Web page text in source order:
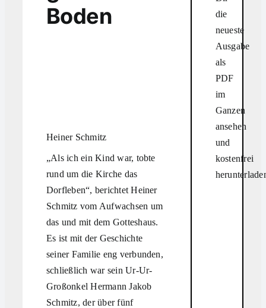
Boden
Heiner Schmitz
„Als ich ein Kind war, tobte
rund um die Kirche das
Dorfleben“, berichtet Heiner
Schmitz vom Aufwachsen um
das und mit dem Gotteshaus.
Es ist mit der Geschichte
seiner Familie eng verbunden,
schließlich war sein Ur-Ur-
Großonkel Hermann Jakob
Schmitz, der über fünf
die
neueste
Ausgabe
als
PDF
im
Ganzen
ansehen
und
kostenfrei